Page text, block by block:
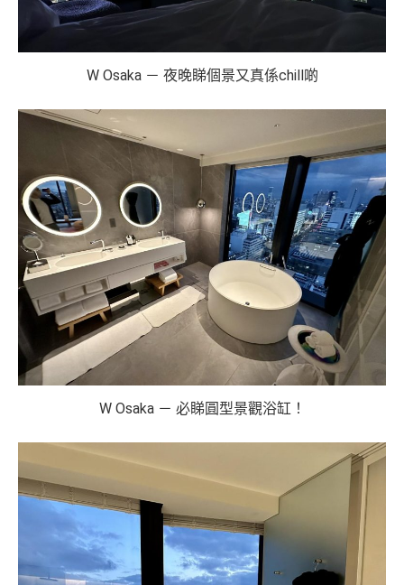
W Osaka － 夜晚睇個景又真係chill啲
W Osaka － 必睇圓型景觀浴缸！